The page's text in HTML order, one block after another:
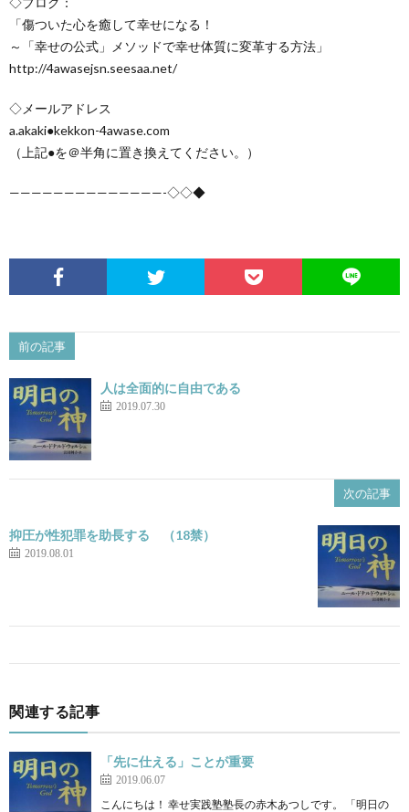
「傷ついた心を癒して幸せになる！
～「幸せの公式」メソッドで幸せ体質に変革する方法」
http://4awasejsn.seesaa.net/
◇メールアドレス
a.akaki●kekkon-4awase.com
（上記●を＠半角に置き換えてください。）
——————————————-◇◇◆
前の記事
人は全面的に自由である
2019.07.30
次の記事
抑圧が性犯罪を助長する （18禁）
2019.08.01
関連する記事
「先に仕える」ことが重要
2019.06.07
こんにちは！ 幸せ実践塾塾長の赤木あつしです。 「明日の